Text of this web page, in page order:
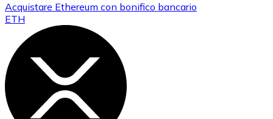
Acquistare Ethereum con bonifico bancario
ETH